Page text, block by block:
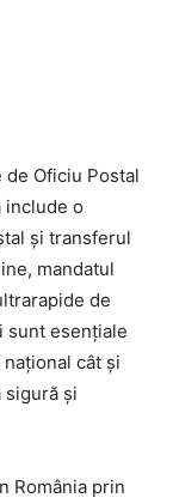
Oficiu Postal
include o
și transferul
mandatul
de
sunt esențiale
cât și
și
România prin